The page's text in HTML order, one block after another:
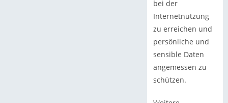
bei der
Internetnutzung
zu erreichen und
persönliche und
sensible Daten
angemessen zu
schützen.